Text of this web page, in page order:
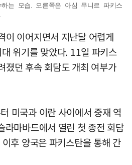
는 모습. 오른쪽은 아심 무니르 파키스
이 이어지면서 지난달 어렵게
위기를 맞았다. 11일 파키스
졌던 후속 회담도 개최 여부가
미국과 이란 사이에서 중재 역
라마바드에서 열린 첫 종전 회담
후 양국은 파키스탄을 통해 간